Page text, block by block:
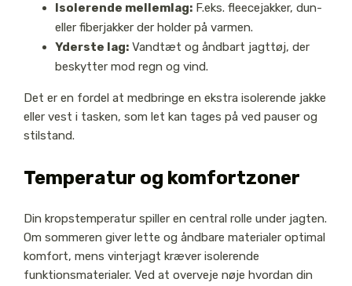
Isolerende mellemlag:F.eks. fleecejakker, dun-
eller fiberjakker der holder på varmen.
Yderste lag:Vandtæt og åndbart jagttøj, der
beskytter mod regn og vind.
Det er en fordel at medbringe en ekstra isolerende jakke
eller vest i tasken, som let kan tages på ved pauser og
stilstand.
Temperatur og komfortzoner
Din kropstemperatur spiller en central rolle under jagten.
Om sommeren giver lette og åndbare materialer optimal
komfort, mens vinterjagt kræver isolerende
funktionsmaterialer. Ved at overveje nøje hvordan din